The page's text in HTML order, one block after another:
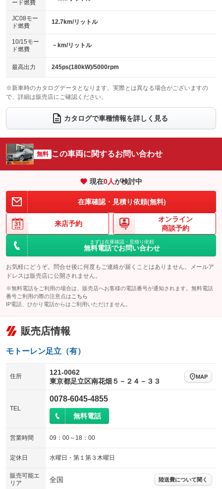
電動格納ミラー
：装備あり
ローダウン
：装備なし
ベンチシート
：装備なし
チップアップシート
：装備なし
電動格納サードシート
：装備なし シートヒーター
：装備あり
ウォークスルー
電動リアゲート フロントカメラ
：装備なし
シートエアコン
：装備なし 全周囲カメラ
：装備なし
サイドカメラ
：装備なし ルーフレール
：装備なし
エアサスペンション ヘッドライトウォッシャー
ード燃費
JC08モー
ド燃費
12.7km/リットル
10/15モー
ド燃費
－km/リットル
最高出力 245ps(180kW)/5000rpm
※新車時のカタログデータとなります。実際とは異なる場合がございますの
で、詳細は販売店にご確認ください。
カタログで車種情報を詳しく見る
無料 この車両に関するお問い合わせ
現在0人が検討中
在庫確認・見積り依頼(無料)
来店予約
オンライン
商談予約
まずは在庫確認・見積り依頼
無料電話でお問い合わせ
お気軽にどうぞ。問合せ後に何度もご連絡が届くことはありません。メールア
ドレスは販売店に公開されません。
※無料電話をご利用の場合は、販売店へお客様の電話番号が通知されます。無料電話
番号ご利用の際の注意点は こちら
IP電話、ひかり電話からはご利用いただけません。
販売店情報
モトーレン足立（有）
住所
121-0062
東京都足立区南花畑５－２４－３３
MAP
TEL
0078-6045-4855
無料電話
営業時間 09：00～18：00
定休日 水曜日・第１第３木曜日
販売可能エ
リア
全国 陸送費について聞く